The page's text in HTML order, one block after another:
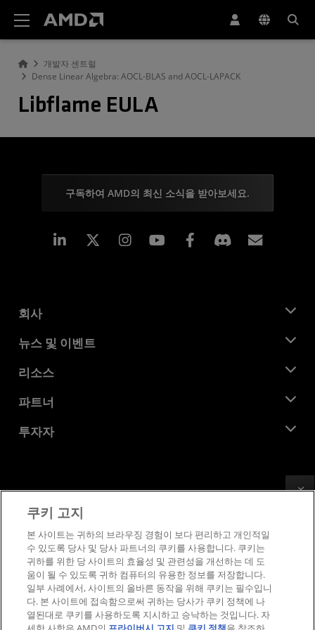
개발자 센트럴
Dense Linear Algebra: AOCL-BLAS and AOCL-LAPACK
Libflame EULA
구독하여 AMD의 최신 소식을 받아보세요.
Linkedin Instagram Facebook
회사
AMD 소개
기업의 사회적 책임
채용
문의하기
뉴스 및 이벤트
뉴스룸
미디어 라이브러리
리소스
개발자 센트럴
사례 연구
파트너
AMD 파트너 허브
투자자
이사위원회
거버넌스 문서
SEC 신고서
상표
공급망 투명성
공정 및 공개 경쟁
영국 세금 전략
쿠키 정책
쿠키 설정
쿠키 고지
본 사이트는 귀하의 브라우징 경험이 보다 편리하고 개인적일
수 있도록 당사 및 당사 파트너의 쿠키를 사용합니다. 쿠키는
귀하를 위한 당 사이트의 효율성 및 관련성을 개선하는 데 도
움이 될 수 있도록 귀하 컴퓨터의 유용한 정보를 저장합니다.
일부 사례에서, 사이트의 올바른 동작을 위해 쿠키는 필수입니
다. 본 사이트에 접속함으로써 귀하는 당사가 쿠키 정책에 나
열된대로 쿠키를 사용하도록 지시하고 승낙하는 것입니다. 자